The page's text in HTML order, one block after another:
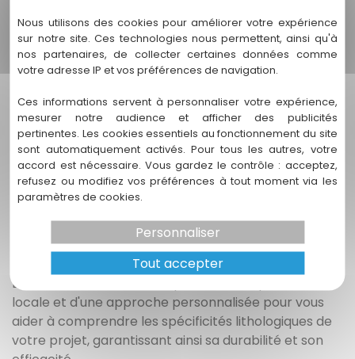
Mérignac présente une diversité géologique
comprenant principalement des formations
argileuses et des sables, qui influencent la qualité et
la disponibilité des ressources en eau.
Comment la lithologie affecte-t-elle la gestion des
eaux souterraines ?
Les caractéristiques lithologiques déterminent la
perméabilité et la capacité de rétention d'eau des
différentes couches géologiques, influençant ainsi la
recharge et la qualité des nappes phréatiques.
Pourquoi faire appel à ENDEO Environnement pour une
étude lithologique ?
ENDEO Environnement dispose d'une expertise
locale et d'une approche personnalisée pour vous
aider à comprendre les spécificités lithologiques de
votre projet, garantissant ainsi sa durabilité et son
Nous utilisons des cookies pour améliorer votre expérience
sur notre site. Ces technologies nous permettent, ainsi qu'à
nos partenaires, de collecter certaines données comme
votre adresse IP et vos préférences de navigation.
Ces informations servent à personnaliser votre expérience,
mesurer notre audience et afficher des publicités
pertinentes. Les cookies essentiels au fonctionnement du site
sont automatiquement activés. Pour tous les autres, votre
accord est nécessaire. Vous gardez le contrôle : acceptez,
refusez ou modifiez vos préférences à tout moment via les
paramètres de cookies.
Tout accepter
Personnaliser